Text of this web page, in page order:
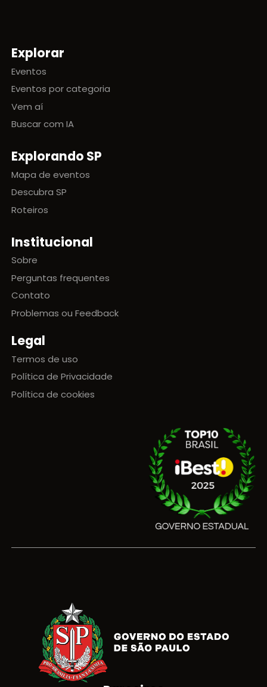
Mapa do site
Explorar
Eventos
Eventos por categoria
Vem aí
Buscar com IA
Explorando SP
Mapa de eventos
Descubra SP
Roteiros
Institucional
Sobre
Perguntas frequentes
Contato
Problemas ou Feedback
Legal
Termos de uso
Política de Privacidade
Política de cookies